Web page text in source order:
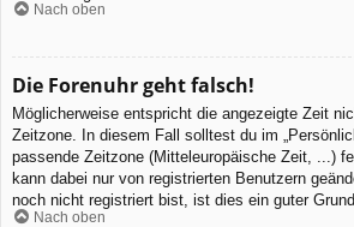
Nach oben
Die Forenuhr geht falsch!
Möglicherweise entspricht die angezeigte Zeit
Zeitzone. In diesem Fall solltest du im
passende Zeitzone (Mitteleuropäische Zeit, ...)
kann dabei nur von registrierten Benutzern
noch nicht registriert bist, ist dies ein guter
Nach oben